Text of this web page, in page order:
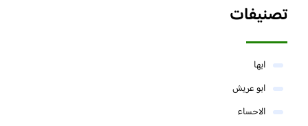
تصنيفات
ابها
ابو عريش
الاحساء